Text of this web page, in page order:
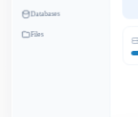
Databases
Files